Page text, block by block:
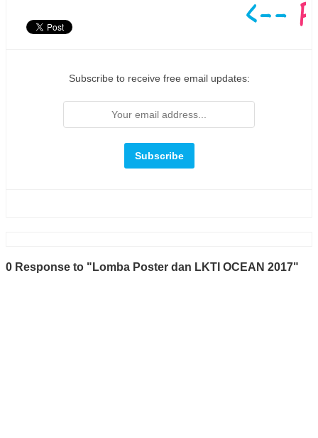
Subscribe to receive free email updates:
0 Response to "Lomba Poster dan LKTI OCEAN 2017"